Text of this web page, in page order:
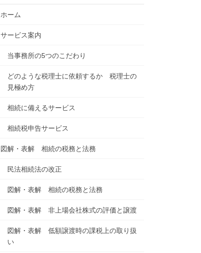
ホーム
サービス案内
当事務所の5つのこだわり
どのような税理士に依頼するか 税理士の
見極め方
相続に備えるサービス
相続税申告サービス
図解・表解 相続の税務と法務
民法相続法の改正
図解・表解 相続の税務と法務
図解・表解 非上場会社株式の評価と譲渡
図解・表解 低額譲渡時の課税上の取り扱
い